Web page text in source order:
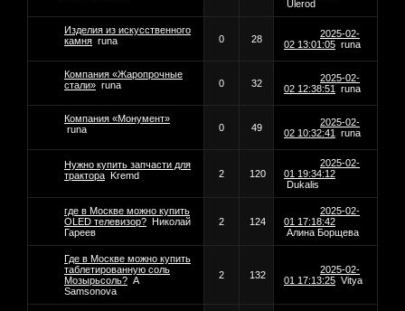
Ulerod
Изделия из искусственного
камня runa 0 28
2025-02-
02 13:01:05 runa
Компания «Жаропрочные
стали» runa 0 32
2025-02-
02 12:38:51
runa
Компания «Монумент»
runa
0 49
2025-02-
02 10:32:41
runa
Нужно купить запчасти для
трактора Kremd 2 120
2025-02-
01 19:34:12
Dukalis
где в Москве можно купить
OLED телевизор? Николай
Гареев
2 124
2025-02-
01 17:18:42
Алина Борщева
Где в Москве можно купить
таблетированную соль
Мозырьсоль? А
Samsonova
2 132
2025-02-
01 17:13:25 Vitya